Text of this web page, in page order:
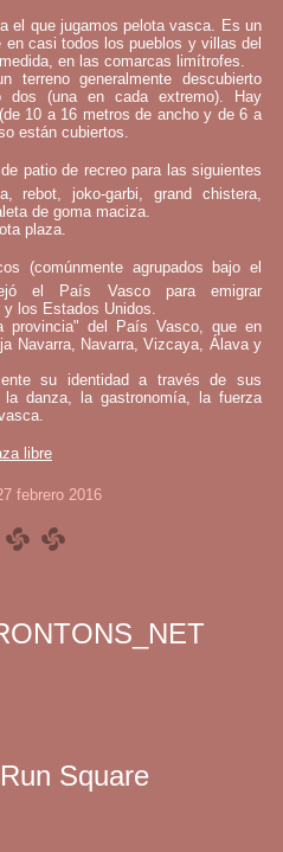
el que jugamos pelota vasca. Es un
casi todos los pueblos y villas del
en las comarcas limítrofes.
generalmente descubierto
dos (una en cada extremo). Hay
10 a 16 metros de ancho y de 6 a
están cubiertos.
patio de recreo para las siguientes
rebot, joko-garbi, grand chistera,
de goma maciza.
plaza.
(comúnmente agrupados bajo el
el País Vasco para emigrar
y los Estados Unidos.
del País Vasco, que en
Navarra, Navarra, Vizcaya, Álava y
su identidad a través de sus
la danza, la gastronomía, la fuerza
libre
febrero 2016
Run Square